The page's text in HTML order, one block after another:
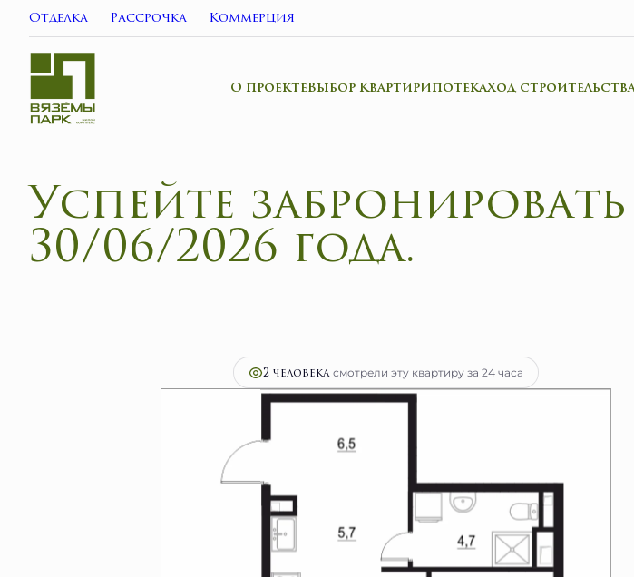
Отделка Рассрочка Коммерция
О проектеВыбор КвартирИпотекаХод
Успейте
30/06/2026 года.
2 человекaсмотрели эту квартиру за 24 часа